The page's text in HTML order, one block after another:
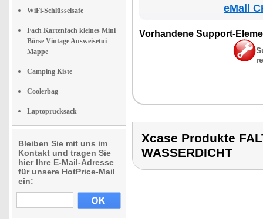
WiFi-Schlüsselsafe
Fach Kartenfach kleines Mini
Börse Vintage Ausweisetui
Mappe
Camping Kiste
Coolerbag
Laptoprucksack
Bleiben Sie mit uns im
Kontakt und tragen Sie
hier Ihre E-Mail-Adresse
für unsere HotPrice-Mail
ein:
eMall
Vor­han­de­ne Sup­port-
Xcase Produkte
WASSERDICHT